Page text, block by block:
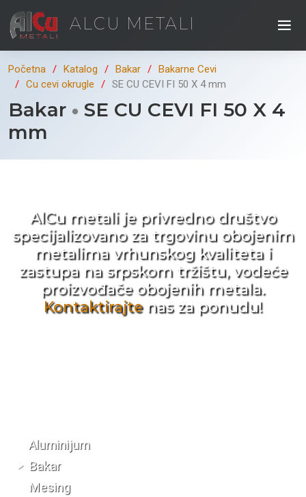
ALCU METALI
Početna Katalog Bakar
Bakarne Cevi
Cu cevi okrugle
SE CU CEVI FI 50 X 4 mm
Bakar
SE CU CEVI FI 50 X 4
mm
AlCu metali je privredno društvo
specijalizovano za trgovinu obojenim
metalima vrhunskog kvaliteta i
zastupa na srpskom tržištu, vodeće
proizvođače obojenih metala.
Kontaktirajtenas za ponudu!
Aluminijum
Bakar
Mesing